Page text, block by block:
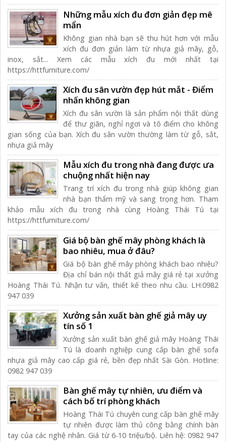
Những mẫu xích đu đơn giản đẹp mê
mẩn
Không gian nhà bạn sẽ thu hút hơn với mẫu
xích đu đơn giản làm từ nhựa giả mây, gỗ,
inox, sắt... Xem các mẫu xích đu mới nhất tại
https://httfurniture.com/
Xích đu sân vườn đẹp hút mắt - Điểm
nhấn không gian
Xích đu sân vườn là sản phẩm nội thất dùng
để thư giãn, nghỉ ngơi và tô điểm cho không
gian sống của bạn. Xích đu sân vườn thường làm từ gỗ, sắt,
nhựa giả mây
Mẫu xích đu trong nhà đang được ưa
chuộng nhất hiện nay
Trang trí xích đu trong nhà giúp không gian
nhà bạn thẩm mỹ và sang trọng hơn. Tham
khảo mẫu xích đu trong nhà cùng Hoàng Thái Tú tại
https://httfurniture.com/
Giá bộ bàn ghế mây phòng khách là
bao nhiêu, mua ở đâu?
Giá bộ bàn ghế mây phòng khách bao nhiêu?
Địa chỉ bán nội thất giả mây giá rẻ tại xưởng
Hoàng Thái Tú. Nhận tư vấn, thiết kế theo nhu cầu. LH:0982
947 039
Xưởng sản xuất bàn ghế giả mây uy
tín số 1
Xưởng sản xuất bàn ghế giả mây Hoàng Thái
Tú là doanh nghiệp cung cấp bàn ghế sofa
nhựa giả mây cao cấp giá rẻ, bền đẹp nhất Sài Gòn. Hotline:
0982 947 039
Bàn ghế mây tự nhiên, ưu điểm và
cách bố trí phòng khách
Hoàng Thái Tú chuyên cung cấp bàn ghế mây
tự nhiên được làm thủ công bằng chính bàn
tay của các nghệ nhân. Giá từ 6-10 triệu/bộ. Liên hệ: 0982 947